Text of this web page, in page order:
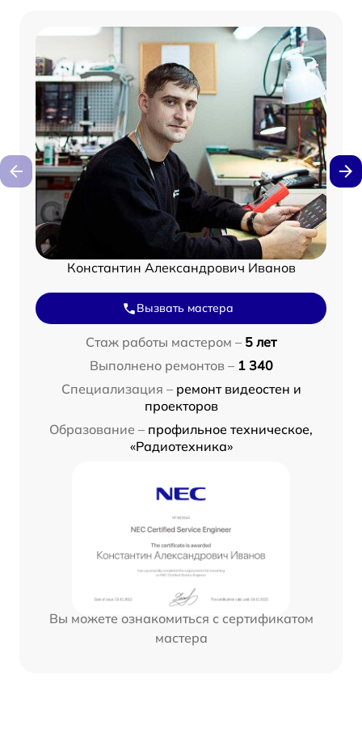
Константин Александрович Иванов
Вызвать мастера
Стаж работы мастером – 5 лет
Выполнено ремонтов – 1 340
Специализация – ремонт видеостен и
проекторов
Образование – профильное техническое,
«Радиотехника»
Вы можете ознакомиться с сертификатом
мастера